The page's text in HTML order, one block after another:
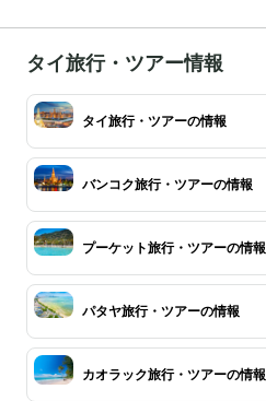
タイ旅行・ツアー情報
タイ旅行・ツアーの情報
バンコク旅行・ツアーの情報
プーケット旅行・ツアーの情報
パタヤ旅行・ツアーの情報
カオラック旅行・ツアーの情報